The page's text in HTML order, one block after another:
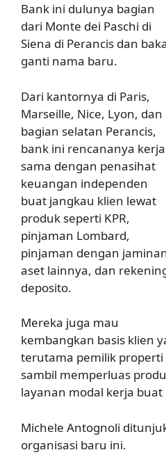
Bank ini dulunya bagian
dari Monte dei Paschi di
Siena di Perancis dan
ganti nama baru.
Dari kantornya di Paris,
Marseille, Nice, Lyon, dan
bagian selatan Perancis,
bank ini rencananya kerja
sama dengan penasihat
keuangan independen
buat jangkau klien lewat
produk seperti KPR,
pinjaman Lombard,
pinjaman dengan
aset lainnya, dan
deposito.
Mereka juga mau
kembangkan basis klien
terutama pemilik
sambil memperluas
layanan modal kerja buat
Michele Antognoli
organisasi baru ini.